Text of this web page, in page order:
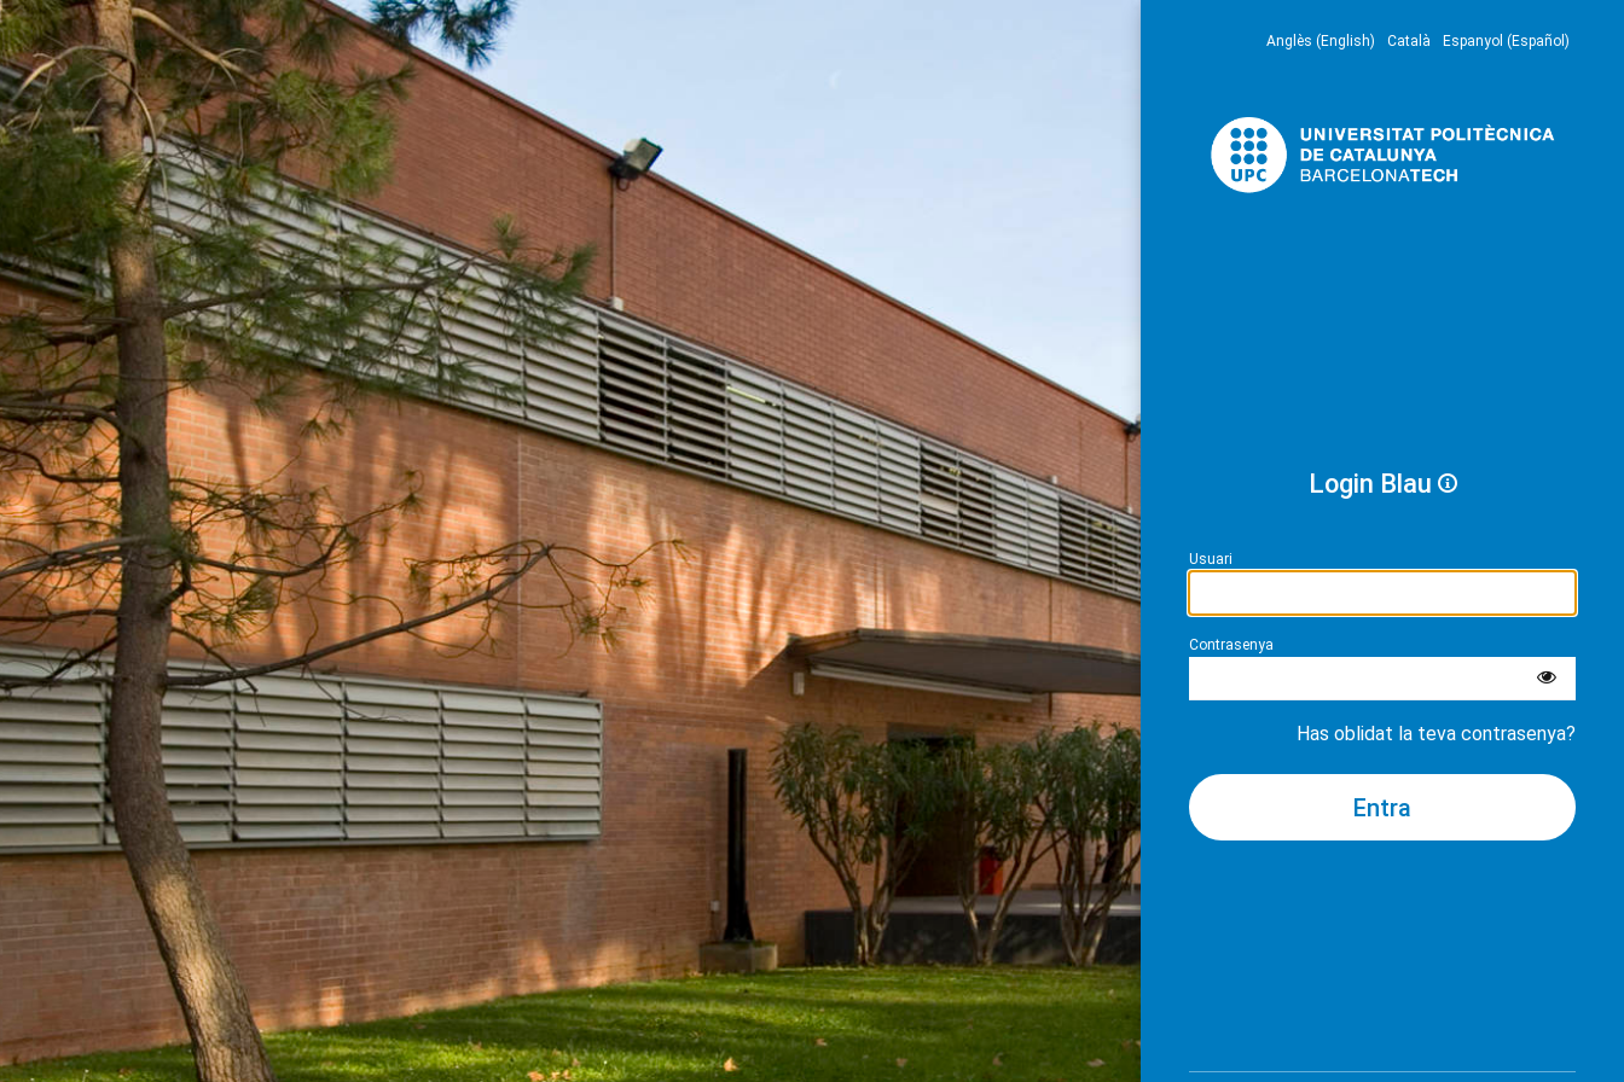
Anglès (English) Català Espanyol (Español)
Login Blau
Usuari
Contrasenya
Has oblidat la teva contrasenya?